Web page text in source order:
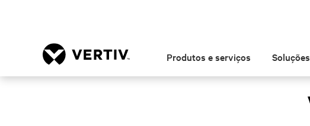
Produtos e serviços Soluções